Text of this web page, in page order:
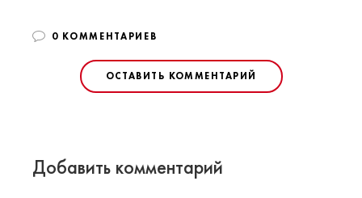
0 КОММЕНТАРИЕВ
ОСТАВИТЬ КОММЕНТАРИЙ
Добавить комментарий